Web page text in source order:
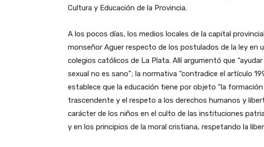
Cultura y Educación de la Provincia.
A los pocos días, los medios locales de la capital
monseñor Aguer respecto de los postulados de la ley en
colegios católicos de La Plata. Allí argumentó que
sexual no es sano”; la normativa “contradice el artículo
establece que la educación tiene por objeto “la
trascendente y el respeto a los derechos humanos y
carácter de los niños en el culto de las instituciones
y en los principios de la moral cristiana, respetando la